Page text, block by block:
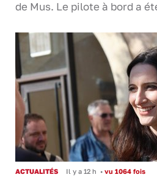
de Mus. Le pilote à bord a
ACTUALITÉS Il y a 12 h • vu 1064 fois